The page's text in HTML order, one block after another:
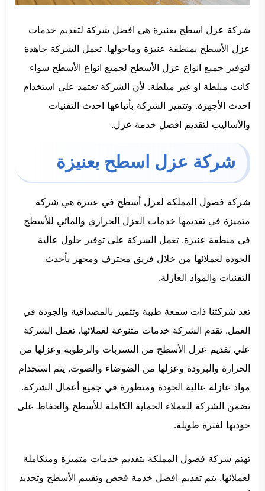
شركة عزل اسطح بعنيزة هي افضل شركة لتقديم خدمات
عزل الأسطح بمنطقة عنيزة وماحولها. تعمل الشركة جاهدة
لتوفير جميع انواع عزل الأسطح لجميع انواع الأسطح سواء
كانت مبلطة او غير مبلطة. لأن الشركة تعتمد علي استخدام
احدث الأجهزة. وتتميز الشركة بأتباعها احدث التقنيات
والأساليب لتقديم افضل خدمة عزل.
شركة عزل اسطح بعنيزة
شركة فصول المملكة لعزل أسطح في عنيزة هي شركة
متميزة في تقديمها خدمات العزل الحراري والمائي للأسطح
في منطقة عنيزة. تعمل الشركة على توفير حلول عالية
الجودة لعملائها من خلال فريق محترف ومجهز بأحدث
التقنيات والمواد العازلة.
تعد شركتنا ذات سمعة طيبة وتتميز بالمصداقية والجودة في
العمل. تقدم الشركة خدمات متنوعة لعملائها. تعمل الشركة
علي تقديم عزل الأسطح من التسربات والرطوبة وعزلها من
الحرارة والبرودة وعزلها من الضوضاء والصوت. يتم استخدام
مواد عازلة عالية الجودة ومتطورة في جميع أعمال الشركة.
تضمن الشركة للعملاء الحماية الكاملة للأسطح والحفاظ على
جودتها لفترة طويلة.
تهتم شركة فصول المملكة بتقديم خدمات متميزة ومتكاملة
لعملائها. يتم تقديم افضل خدمة فحص وتقييم الأسطح وتحديد